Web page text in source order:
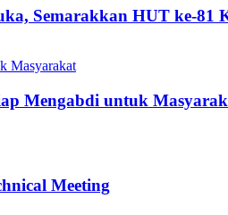
Semarakkan HUT ke-81
Mengabdi untuk
Meeting